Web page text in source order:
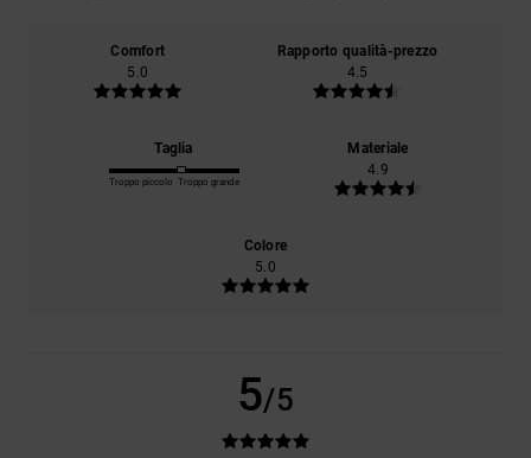
Comfort
5.0
Rapporto qualità-prezzo
4.5
Taglia
Troppo piccolo Troppo grande
Materiale
4.9
Colore
5.0
5/5